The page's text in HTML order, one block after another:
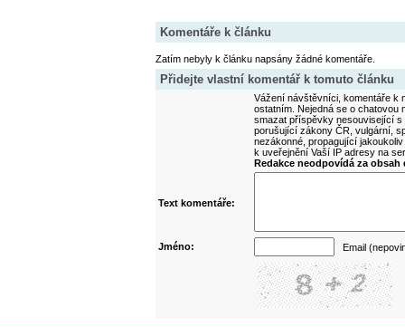
Komentáře k článku
Zatím nebyly k článku napsány žádné komentáře.
Přidejte vlastní komentář k tomuto článku
Vážení návštěvníci, komentáře k
ostatním. Nejedná se o
smazat příspěvky nesouvisející
porušující zákony ČR, vulgární,
nezákonné, propagující
k uveřejnění Vaší IP adresy na
Redakce neodpovídá za
Text komentáře:
Jméno: Email